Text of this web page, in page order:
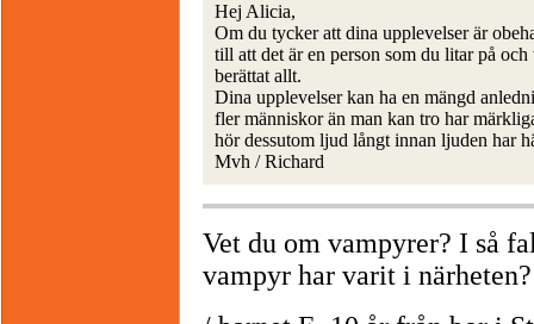
Hej Alicia,
Om du tycker att dina upplevelser är
till att det är en person som du litar på
berättat allt.
Dina upplevelser kan ha en mängd
fler människor än man kan tro har
hör dessutom ljud långt innan ljuden har
Mvh / Richard
Vet du om vampyrer? I så
vampyr har varit i